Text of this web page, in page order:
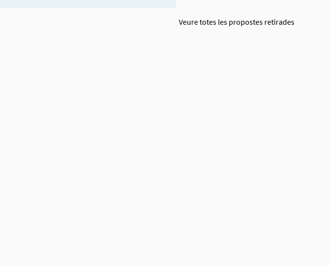
Veure totes les propostes retirades